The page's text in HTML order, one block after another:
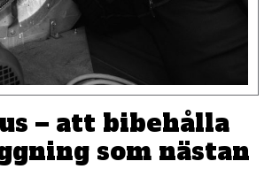
– att bibehålla
som nästan